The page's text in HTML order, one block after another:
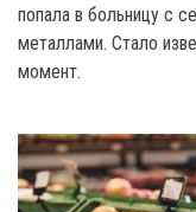
попала в больницу с
металлами. Стало
момент.